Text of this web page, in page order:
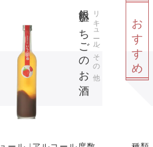
リキュール/その他
銀盤 いちごのお酒 おすすめ